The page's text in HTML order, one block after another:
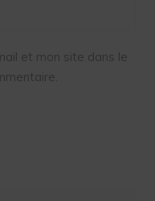
et mon site dans le